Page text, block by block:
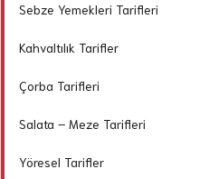
Sebze Yemekleri Tarifleri
Kahvaltılık Tarifler
Çorba Tarifleri
Salata – Meze Tarifleri
Yöresel Tarifler